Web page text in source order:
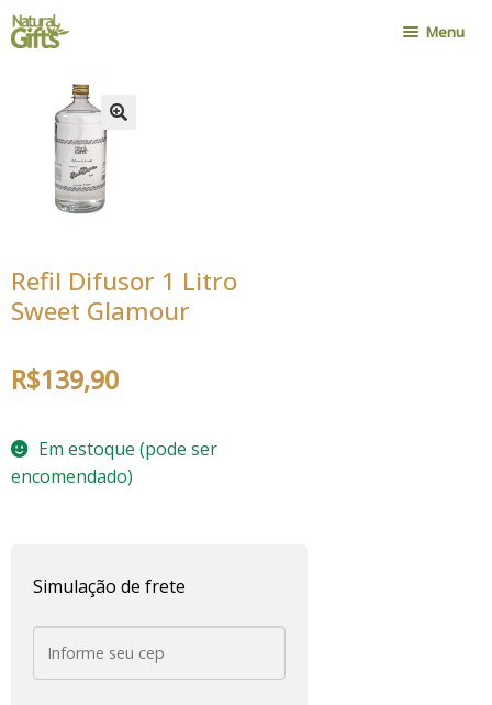
Pular
para
Pular
para
conteúdo
Menu
Refil Difusor 1 Litro
Sweet Glamour
R$139,90
Em estoque (pode ser
encomendado)
Simulação de frete